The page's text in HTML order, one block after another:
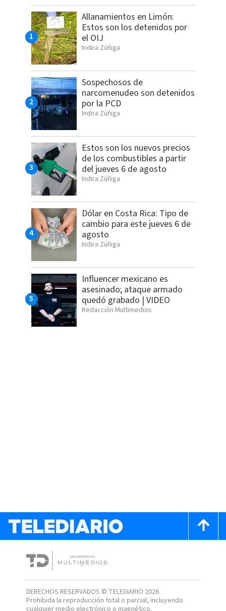
Allanamientos en Limón:
Estos son los detenidos por
el OIJ
Indira Zúñiga
Sospechosos de
narcomenudeo son detenidos
por la PCD
Indira Zúñiga
Estos son los nuevos precios
de los combustibles a partir
del jueves 6 de agosto
Indira Zúñiga
Dólar en Costa Rica: Tipo de
cambio para este jueves 6 de
agosto
Indira Zúñiga
Influencer mexicano es
asesinado; ataque armado
quedó grabado | VIDEO
Redacción Multimedios
DERECHOS RESERVADOS © TELEDIARIO 2026
Prohibida la reproducción total o parcial, incluyendo
cualquier medio electrónico o magnético.